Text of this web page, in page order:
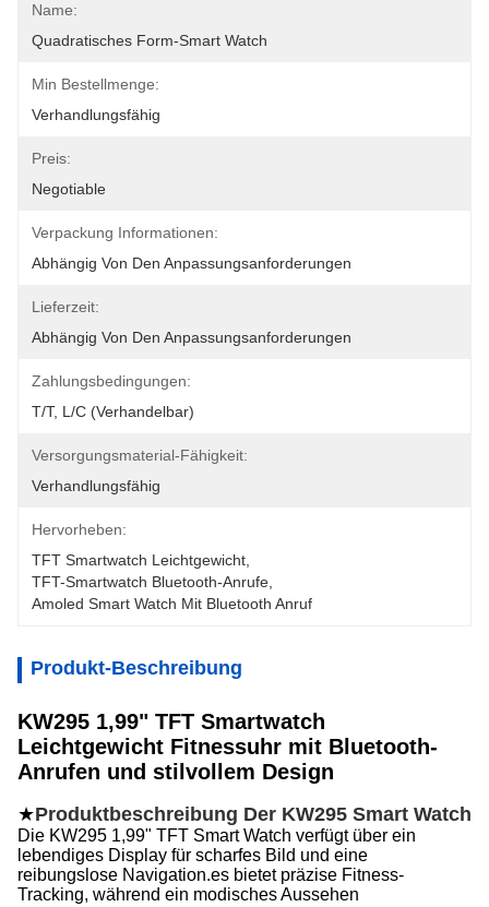
Name:
Quadratisches Form-Smart Watch
Min Bestellmenge:
Verhandlungsfähig
Preis:
Negotiable
Verpackung Informationen:
Abhängig Von Den Anpassungsanforderungen
Lieferzeit:
Abhängig Von Den Anpassungsanforderungen
Zahlungsbedingungen:
T/T, L/C (verhandelbar)
Versorgungsmaterial-Fähigkeit:
Verhandlungsfähig
Hervorheben:
TFT Smartwatch Leichtgewicht
TFT-Smartwatch Bluetooth-Anrufe
Amoled Smart Watch Mit Bluetooth Anruf
Produkt-Beschreibung
KW295 1,99" TFT Smartwatch
Leichtgewicht Fitnessuhr mit Bluetooth-
Anrufen und stilvollem Design
★Produktbeschreibung Der KW295 Smart Watch
Die KW295 1,99" TFT Smart Watch verfügt über ein
lebendiges Display für scharfes Bild und eine
reibungslose Navigation.es bietet präzise Fitness-
Tracking, während ein modisches Aussehen